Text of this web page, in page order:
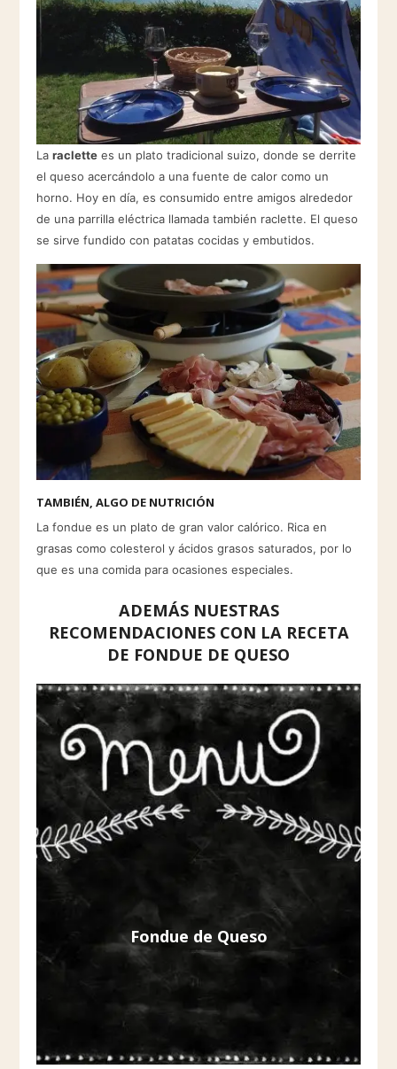
La raclettees un plato tradicional suizo, donde se derrite
el queso acercándolo a una fuente de calor como un
horno. Hoy en día, es consumido entre amigos alrededor
de una parrilla eléctrica llamada también raclette.​ El queso
se sirve fundido con patatas cocidas y embutidos.
TAMBIÉN, ALGO DE NUTRICIÓN
La fondue es un plato de gran valor calórico. Rica en
grasas como colesterol y ácidos grasos saturados, por lo
que es una comida para ocasiones especiales.
ADEMÁS NUESTRAS
RECOMENDACIONES CON LA RECETA
DE FONDUE DE QUESO
Fondue de Queso